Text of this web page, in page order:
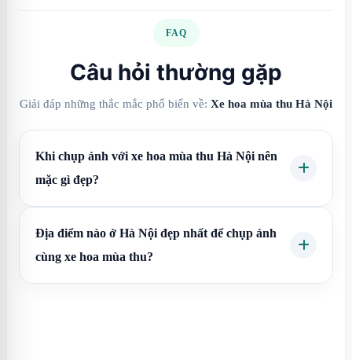
FAQ
Câu hỏi thường gặp
Giải đáp những thắc mắc phổ biến về: Xe hoa mùa thu Hà Nội
Khi chụp ảnh với xe hoa mùa thu Hà Nội nên
mặc gì đẹp?
Địa điểm nào ở Hà Nội đẹp nhất để chụp ảnh
cùng xe hoa mùa thu?